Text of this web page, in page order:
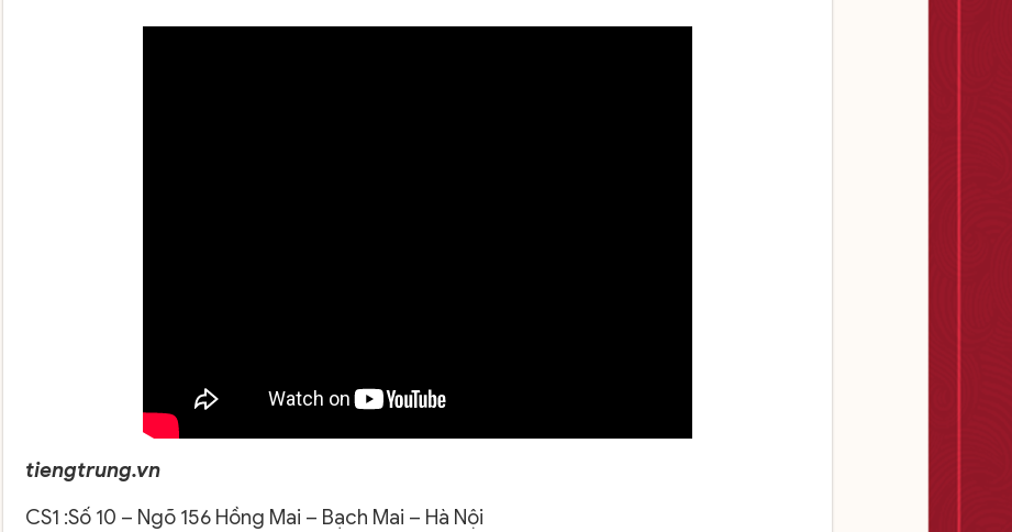
tiengtrung.vn
CS1 :Số 10 – Ngõ 156 Hồng Mai – Bạch Mai – Hà Nội